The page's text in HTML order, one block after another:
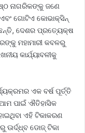
ନାଗରିକଙ୍କୁ ଜଣେ
ଗୋଟିଏ କୋଭାକ୍ସିନ୍‌
ଦେଶର ପ୍ରତ୍ୟେକ୍ଷ
ମହାମାରୀ କବଳରୁ
କାର୍ଯ୍ୟାବଳୀକୁ
ଏକ ବର୍ଷ ପୂର୍ତ୍ତି
ପାଇଁ ଐତିହାସିକ
ଏହି ଟିକାକରଣ
ଡୋଜ୍‌ ଟିକା